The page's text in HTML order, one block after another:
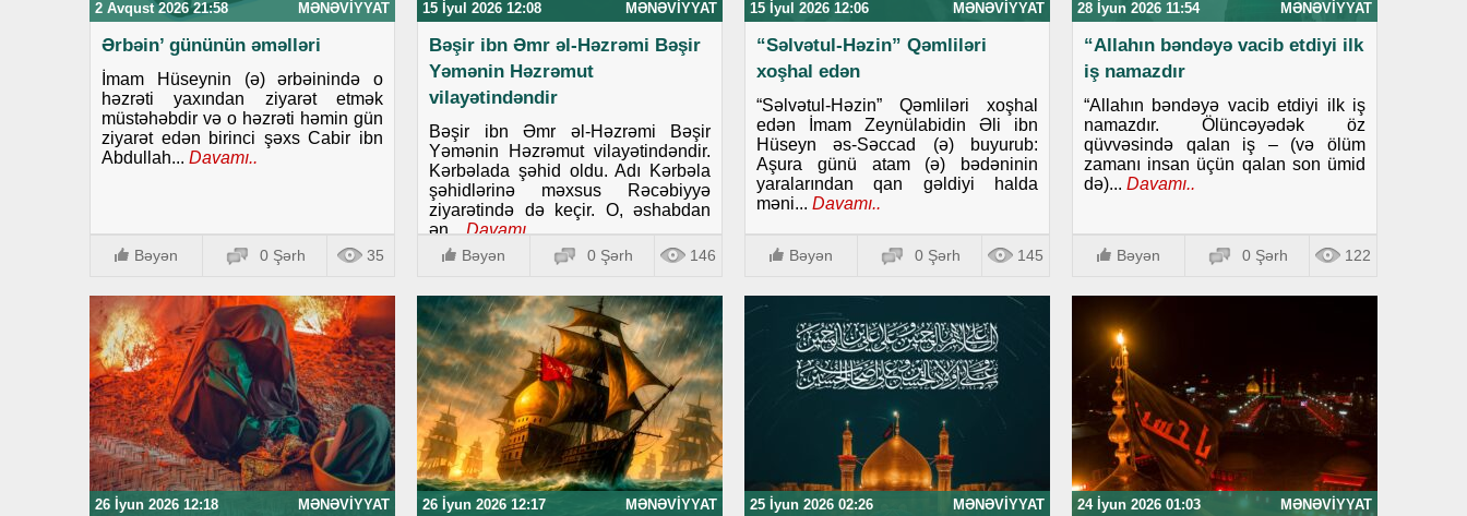
2 Avqust 2026 21:58 MƏNƏVIYYAT
Ərbəin’ gününün əməlləri
İmam Hüseynin (ə) ərbəinində o
həzrəti yaxından ziyarət etmək
müstəhəbdir və o həzrəti həmin gün
ziyarət edən birinci şəxs Cabir ibn
Abdullah... Davamı..
Bəyən 0 Şərh 35
15 İyul 2026 12:08 MƏNƏVIYYAT
Bəşir ibn Əmr əl-Həzrəmi Bəşir
Yəmənin Həzrəmut
vilayətindəndir
Bəşir ibn Əmr əl-Həzrəmi Bəşir
Yəmənin Həzrəmut vilayətindəndir.
Kərbəlada şəhid oldu. Adı Kərbəla
şəhidlərinə məxsus Rəcəbiyyə
ziyarətində də keçir. O, əshabdan
ən...Davamı..
Bəyən 0 Şərh 146
15 İyul 2026 12:06 MƏNƏVIYYAT
“Səlvətul-Həzin” Qəmliləri
xoşhal edən
“Səlvətul-Həzin” Qəmliləri xoşhal
edən İmam Zeynülabidin Əli ibn
Hüseyn əs-Səccad (ə) buyurub:
Aşura günü atam (ə) bədəninin
yaralarından qan gəldiyi halda
məni... Davamı..
Bəyən 0 Şərh 145
28 İyun 2026 11:54 MƏNƏVIYYAT
“Allahın bəndəyə vacib etdiyi ilk
iş namazdır
“Allahın bəndəyə vacib etdiyi ilk iş
namazdır. Ölüncəyədək öz
qüvvəsində qalan iş – (və ölüm
zamanı insan üçün qalan son ümid
də)... Davamı..
Bəyən 0 Şərh 122
26 İyun 2026 12:18 MƏNƏVIYYAT 26 İyun 2026 12:17 MƏNƏVIYYAT 25 İyun 2026 02:26 MƏNƏVIYYAT 24 İyun 2026 01:03 MƏNƏVIYYAT